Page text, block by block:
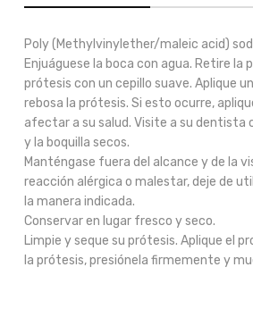
Poly (Methylvinylether/maleic acid)
Enjuáguese la boca con agua. Retire
prótesis con un cepillo suave. Aplique
rebosa la prótesis. Si esto ocurre,
afectar a su salud. Visite a su dentista
y la boquilla secos.
Manténgase fuera del alcance y de la
reacción alérgica o malestar, deje de
la manera indicada.
Conservar en lugar fresco y seco.
Limpie y seque su prótesis. Aplique el
la prótesis, presiónela firmemente y